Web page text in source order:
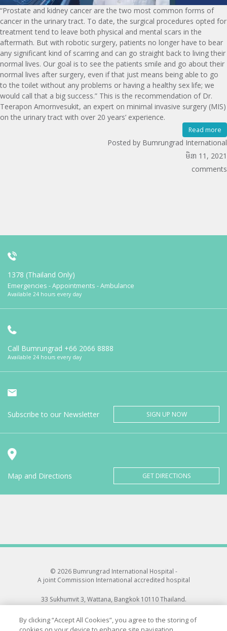
“Prostate and kidney cancer are the two most common forms of
cancer in the urinary tract. To date, the surgical procedures opted for
treatment tend to leave both physical and mental scars in the
aftermath. But with robotic surgery, patients no longer have to bear
any significant kind of scarring and can go straight back to living their
normal lives. Our goal is to see the patients smile and go about their
normal lives after surgery, even if that just means being able to go
to the toilet without any problems or having a healthy sex life; we
would call that a big success.” This is the recommendation of Dr.
Teerapon Amornvesukit, an expert on minimal invasive surgery (MIS)
on the urinary tract with over 20 years’ experience.
Read more
Posted by Bumrungrad International
មិនា 11, 2021
comments
1378 (Thailand Only)
Emergencies - Appointments - Ambulance
Available 24 hours every day
Call Bumrungrad +66 2066 8888
Available 24 hours every day
Subscribe to our Newsletter SIGN UP NOW
Map and Directions GET DIRECTIONS
© 2026 Bumrungrad International Hospital -
A joint Commission International accredited hospital
33 Sukhumvit 3, Wattana, Bangkok 10110 Thailand.
All rights reserved.
By clicking “Accept All Cookies”, you agree to the storing of